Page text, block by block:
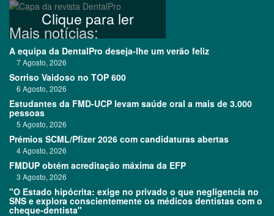
Clique para ler
Mais notícias:
A equipa da DentalPro deseja-lhe um verão feliz
7 Agosto, 2026
Sorriso Vaidoso no TOP 600
6 Agosto, 2026
Estudantes da FMD-UCP levam saúde oral a mais de 3.000
pessoas
5 Agosto, 2026
Prémios SCML/Pfizer 2026 com candidaturas abertas
4 Agosto, 2026
FMDUP obtém acreditação máxima da EFP
3 Agosto, 2026
"O Estado hipócrita: exige no privado o que negligencia no
SNS e explora conscientemente os médicos dentistas com o
cheque-dentista"